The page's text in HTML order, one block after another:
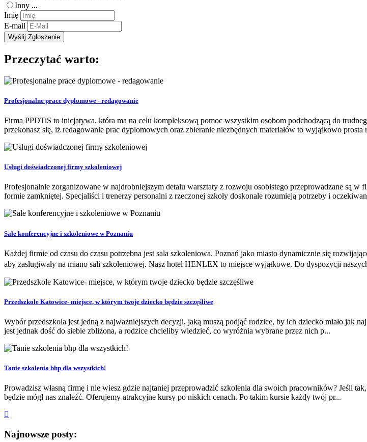
Inny ...
Imię
E-mail
Przeczytać warto:
Profesjonalne prace dyplomowe - redagowanie
Firma PPDTiS to inicjatywa, która ma na celu kompleksową pomoc wszystkim osobom podchodzącą do
przekonasz się, iż redagowanie prac dyplomowych oraz zbieranie niezbędnych materiałów to wyjątkowo prosta
Usługi doświadczonej firmy szkoleniowej
Profesjonalnie zorganizowane w najdrobniejszym detalu warsztaty z rozwoju osobistego przeprowadzane są
formie zamkniętej. Specjaliści i trenerzy personalni z rzeczonej szkoły doskonale rozumieją potrzeby i
Sale konferencyjne i szkoleniowe w Poznaniu
Każdej firmie od czasu do czasu potrzebna jest sala szkoleniowa. Poznań jako miasto dynamicznie się
aby zasługiwały na miano sali szkoleniowej. Nasz hotel HENLEX to miejsce wyjąŧkowe. Do dyspozycji
Przedszkole Katowice- miejsce, w którym twoje dziecko będzie szczęśliwe
Wybór przedszkola jest jedną z najważniejszych decyzji, jaką muszą podjąć rodzice, by ich dziecko miało jak
jest jednak dość do siebie zbliżona, a rodzice chcieliby wiedzieć, co wyróżnia wybrane przez nich p...
Tanie szkolenia bhp dla wszystkich!
Prowadzisz własną firmę i nie wiesz gdzie najtaniej przeprowadzić szkolenia dla swoich pracowników? Jeśli
będzie mógł nas znaleźć. Oferujemy atrakcyjne kursy po niskich cenach. Po takim kursie każdy twój pr...
Najnowsze posty: